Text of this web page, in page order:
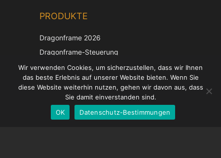
PRODUKTE
Dragonframe 2026
Dragonframe-Steuerung
DDMX-512
DMC-32
EOS LV-Korrekturkappe
Wir verwenden Cookies, um sicherzustellen, dass wir Ihnen
das beste Erlebnis auf unserer Website bieten. Wenn Sie
diese Website weiterhin nutzen, gehen wir davon aus, dass
Sie damit einverstanden sind.
OK
Datenschutz-BestimmungenGerman
Spanish
French